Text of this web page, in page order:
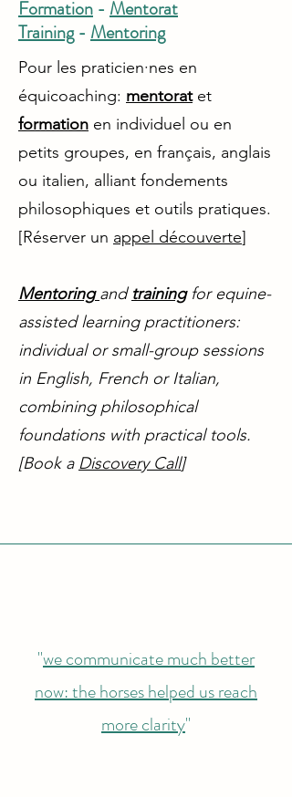
Formation - Mentorat
Training- Mentoring
Pour les praticien·nes en
équicoaching: mentoratet
formation en individuel ou en
petits groupes, en français, anglais
ou italien, alliant fondements
philosophiques et outils pratiques.
[Réserver un appel découverte]​
Mentoring and trainingfor equine-
assisted learning practitioners:
individual or small-group sessions
in English, French or Italian,
combining philosophical
foundations with practical tools.
[Book a Discovery Call]
"we communicate much better
now: the horses helped us reach
more clarity"